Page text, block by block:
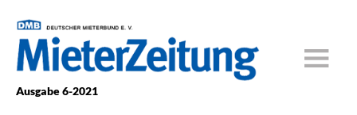
Ausgabe 6-2021